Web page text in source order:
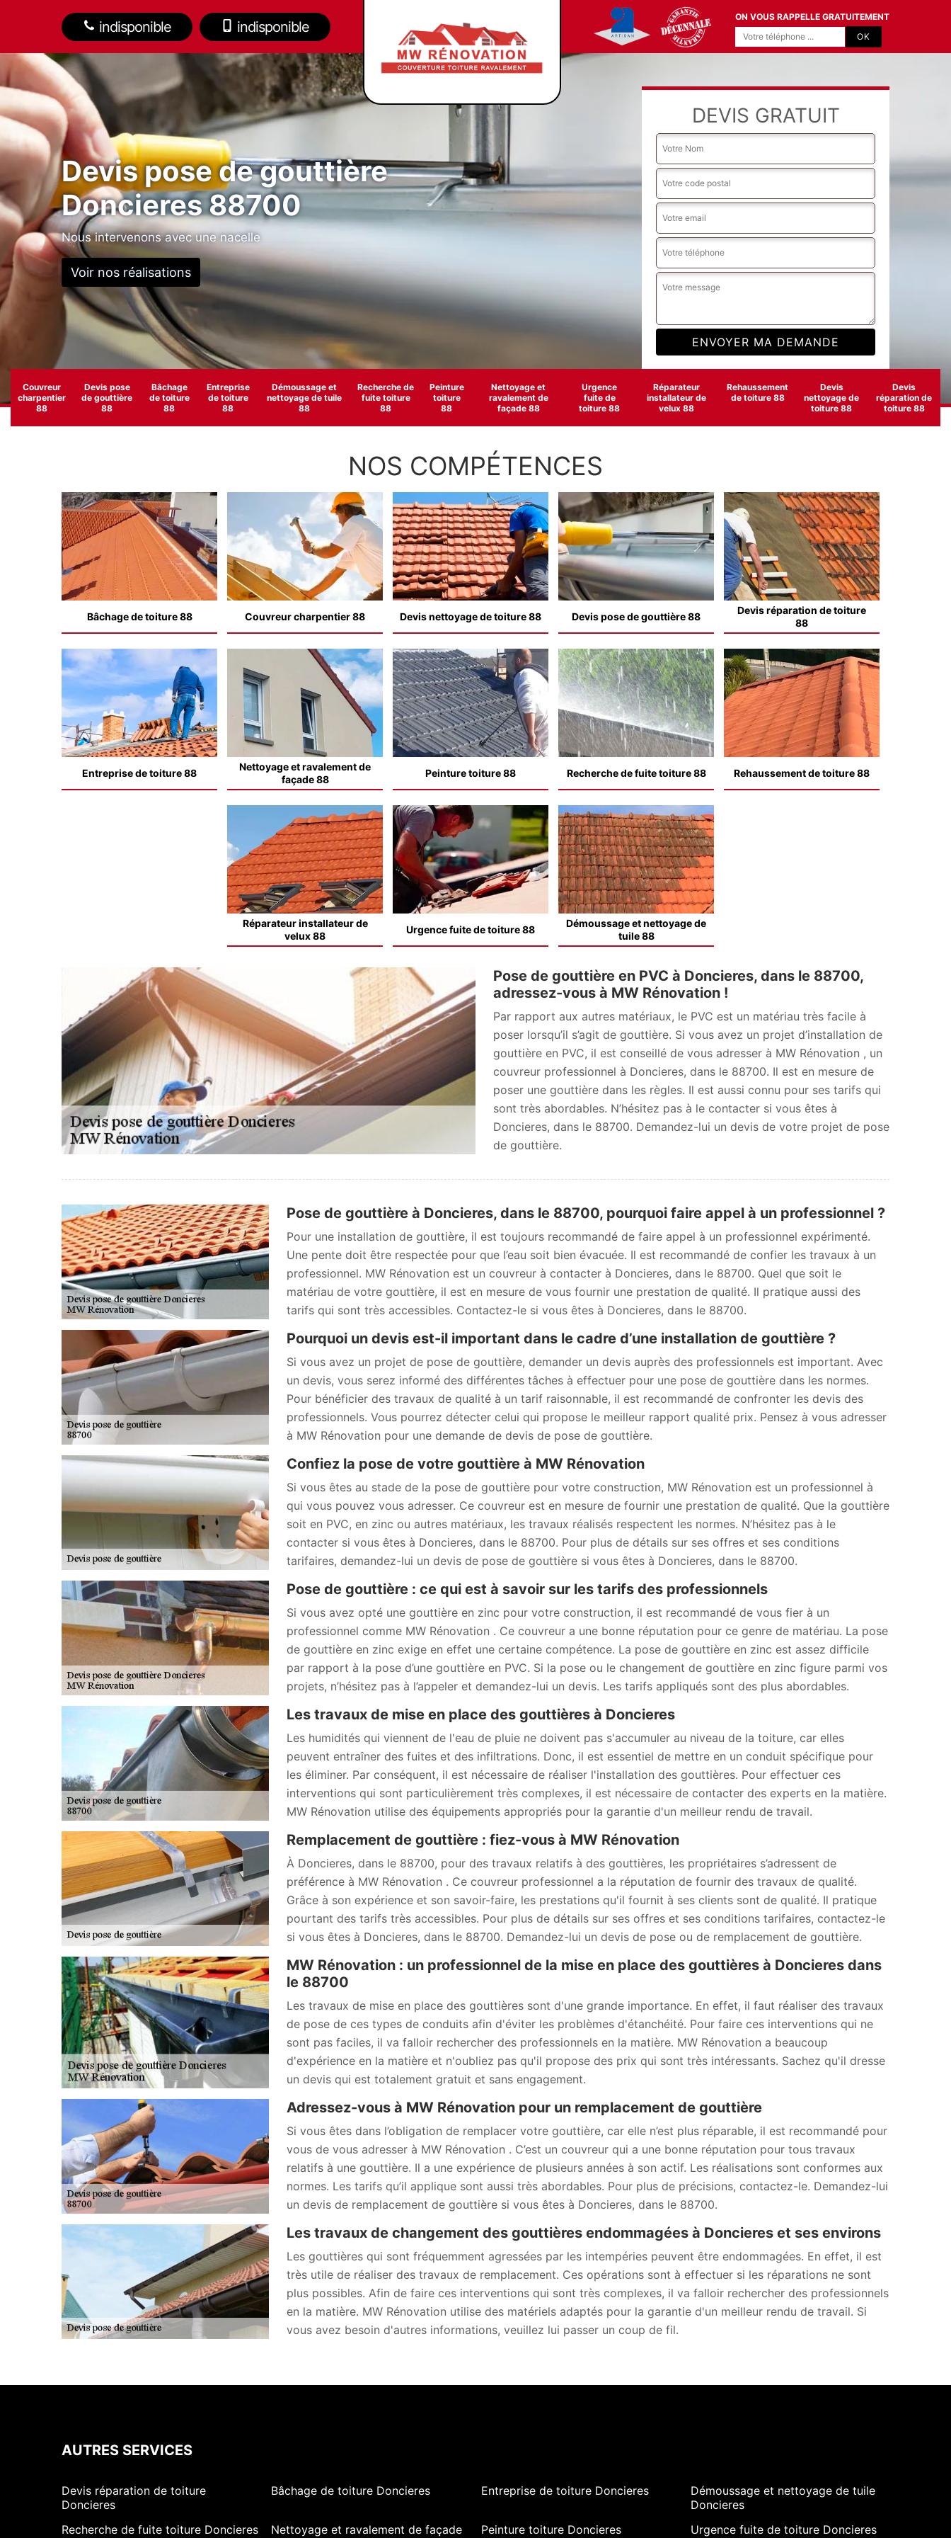
indisponible indisponible
ON VOUS RAPPELLE GRATUITEMENT
Devis pose de gouttière
Doncieres 88700
Nous intervenons avec une nacelle
Voir nos réalisations
DEVIS GRATUIT
Couvreur
charpentier
88
Devis pose
de gouttière
88
Bâchage
de toiture
88
Entreprise
de toiture
88
Démoussage et
nettoyage de tuile
88
Recherche de
fuite toiture
88
Peinture
toiture
88
Nettoyage et
ravalement de
façade 88
Urgence
fuite de
toiture 88
Réparateur
installateur de
velux 88
Rehaussement
de toiture 88
Devis
nettoyage de
toiture 88
Devis
réparation de
toiture 88
NOS COMPÉTENCES
Bâchage de toiture 88 Couvreur charpentier 88 Devis nettoyage de toiture 88 Devis pose de gouttière 88
Devis réparation de toiture
88
Entreprise de toiture 88
Nettoyage et ravalement de
façade 88
Peinture toiture 88 Recherche de fuite toiture 88 Rehaussement de toiture 88
Réparateur installateur de
velux 88
Urgence fuite de toiture 88
Démoussage et nettoyage de
tuile 88
Pose de gouttière en PVC à Doncieres, dans le 88700,
adressez-vous à MW Rénovation !
Par rapport aux autres matériaux, le PVC est un matériau très facile à
poser lorsqu’il s’agit de gouttière. Si vous avez un projet d’installation de
gouttière en PVC, il est conseillé de vous adresser à MW Rénovation , un
couvreur professionnel à Doncieres, dans le 88700. Il est en mesure de
poser une gouttière dans les règles. Il est aussi connu pour ses tarifs qui
sont très abordables. N’hésitez pas à le contacter si vous êtes à
Doncieres, dans le 88700. Demandez-lui un devis de votre projet de pose
de gouttière.
Pose de gouttière à Doncieres, dans le 88700, pourquoi faire appel à un professionnel ?
Pour une installation de gouttière, il est toujours recommandé de faire appel à un professionnel expérimenté.
Une pente doit être respectée pour que l’eau soit bien évacuée. Il est recommandé de confier les travaux à un
professionnel. MW Rénovation est un couvreur à contacter à Doncieres, dans le 88700. Quel que soit le
matériau de votre gouttière, il est en mesure de vous fournir une prestation de qualité. Il pratique aussi des
tarifs qui sont très accessibles. Contactez-le si vous êtes à Doncieres, dans le 88700.
Pourquoi un devis est-il important dans le cadre d’une installation de gouttière ?
Si vous avez un projet de pose de gouttière, demander un devis auprès des professionnels est important. Avec
un devis, vous serez informé des différentes tâches à effectuer pour une pose de gouttière dans les normes.
Pour bénéficier des travaux de qualité à un tarif raisonnable, il est recommandé de confronter les devis des
professionnels. Vous pourrez détecter celui qui propose le meilleur rapport qualité prix. Pensez à vous adresser
à MW Rénovation pour une demande de devis de pose de gouttière.
Confiez la pose de votre gouttière à MW Rénovation
Si vous êtes au stade de la pose de gouttière pour votre construction, MW Rénovation est un professionnel à
qui vous pouvez vous adresser. Ce couvreur est en mesure de fournir une prestation de qualité. Que la gouttière
soit en PVC, en zinc ou autres matériaux, les travaux réalisés respectent les normes. N’hésitez pas à le
contacter si vous êtes à Doncieres, dans le 88700. Pour plus de détails sur ses offres et ses conditions
tarifaires, demandez-lui un devis de pose de gouttière si vous êtes à Doncieres, dans le 88700.
Pose de gouttière : ce qui est à savoir sur les tarifs des professionnels
Si vous avez opté une gouttière en zinc pour votre construction, il est recommandé de vous fier à un
professionnel comme MW Rénovation . Ce couvreur a une bonne réputation pour ce genre de matériau. La pose
de gouttière en zinc exige en effet une certaine compétence. La pose de gouttière en zinc est assez difficile
par rapport à la pose d’une gouttière en PVC. Si la pose ou le changement de gouttière en zinc figure parmi vos
projets, n’hésitez pas à l’appeler et demandez-lui un devis. Les tarifs appliqués sont des plus abordables.
Les travaux de mise en place des gouttières à Doncieres
Les humidités qui viennent de l'eau de pluie ne doivent pas s'accumuler au niveau de la toiture, car elles
peuvent entraîner des fuites et des infiltrations. Donc, il est essentiel de mettre en un conduit spécifique pour
les éliminer. Par conséquent, il est nécessaire de réaliser l'installation des gouttières. Pour effectuer ces
interventions qui sont particulièrement très complexes, il est nécessaire de contacter des experts en la matière.
MW Rénovation utilise des équipements appropriés pour la garantie d'un meilleur rendu de travail.
Remplacement de gouttière : fiez-vous à MW Rénovation
À Doncieres, dans le 88700, pour des travaux relatifs à des gouttières, les propriétaires s’adressent de
préférence à MW Rénovation . Ce couvreur professionnel a la réputation de fournir des travaux de qualité.
Grâce à son expérience et son savoir-faire, les prestations qu'il fournit à ses clients sont de qualité. Il pratique
pourtant des tarifs très accessibles. Pour plus de détails sur ses offres et ses conditions tarifaires, contactez-le
si vous êtes à Doncieres, dans le 88700. Demandez-lui un devis de pose ou de remplacement de gouttière.
MW Rénovation : un professionnel de la mise en place des gouttières à Doncieres dans
le 88700
Les travaux de mise en place des gouttières sont d'une grande importance. En effet, il faut réaliser des travaux
de pose de ces types de conduits afin d'éviter les problèmes d'étanchéité. Pour faire ces interventions qui ne
sont pas faciles, il va falloir rechercher des professionnels en la matière. MW Rénovation a beaucoup
d'expérience en la matière et n'oubliez pas qu'il propose des prix qui sont très intéressants. Sachez qu'il dresse
un devis qui est totalement gratuit et sans engagement.
Adressez-vous à MW Rénovation pour un remplacement de gouttière
Si vous êtes dans l’obligation de remplacer votre gouttière, car elle n’est plus réparable, il est recommandé pour
vous de vous adresser à MW Rénovation . C’est un couvreur qui a une bonne réputation pour tous travaux
relatifs à une gouttière. Il a une expérience de plusieurs années à son actif. Les réalisations sont conformes aux
normes. Les tarifs qu’il applique sont aussi très abordables. Pour plus de précisions, contactez-le. Demandez-lui
un devis de remplacement de gouttière si vous êtes à Doncieres, dans le 88700.
Les travaux de changement des gouttières endommagées à Doncieres et ses environs
Les gouttières qui sont fréquemment agressées par les intempéries peuvent être endommagées. En effet, il est
très utile de réaliser des travaux de remplacement. Ces opérations sont à effectuer si les réparations ne sont
plus possibles. Afin de faire ces interventions qui sont très complexes, il va falloir rechercher des professionnels
en la matière. MW Rénovation utilise des matériels adaptés pour la garantie d'un meilleur rendu de travail. Si
vous avez besoin d'autres informations, veuillez lui passer un coup de fil.
AUTRES SERVICES
Devis réparation de toiture
Doncieres
Bâchage de toiture Doncieres Entreprise de toiture Doncieres
Démoussage et nettoyage de tuile
Doncieres
Recherche de fuite toiture Doncieres
Nettoyage et ravalement de façade
Peinture toiture Doncieres Urgence fuite de toiture Doncieres